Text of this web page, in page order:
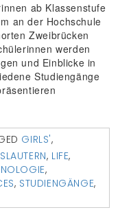
ab Klassenstufe
an der Hochschule
Zweibrücken
werden
und Einblicke in
Studiengänge
GIRLS',
, LIFE,
,
, STUDIENGÄNGE,